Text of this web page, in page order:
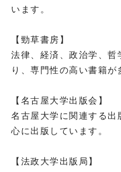
います。
【勁草書房】
法律、経済、政治学、哲
り、専門性の高い書籍が
【名古屋大学出版会】
名古屋大学に関連する出
心に出版しています。
【法政大学出版局】